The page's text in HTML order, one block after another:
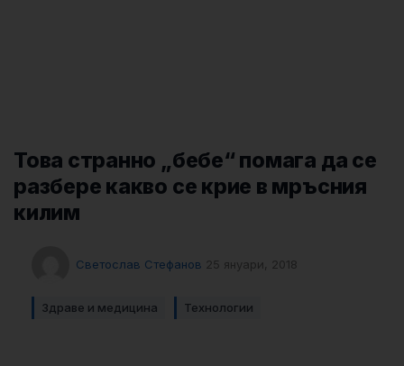
Това странно „бебе“ помага да се
разбере какво се крие в мръсния
килим
Светослав Стефанов 25 януари, 2018
Здраве и медицина Технологии